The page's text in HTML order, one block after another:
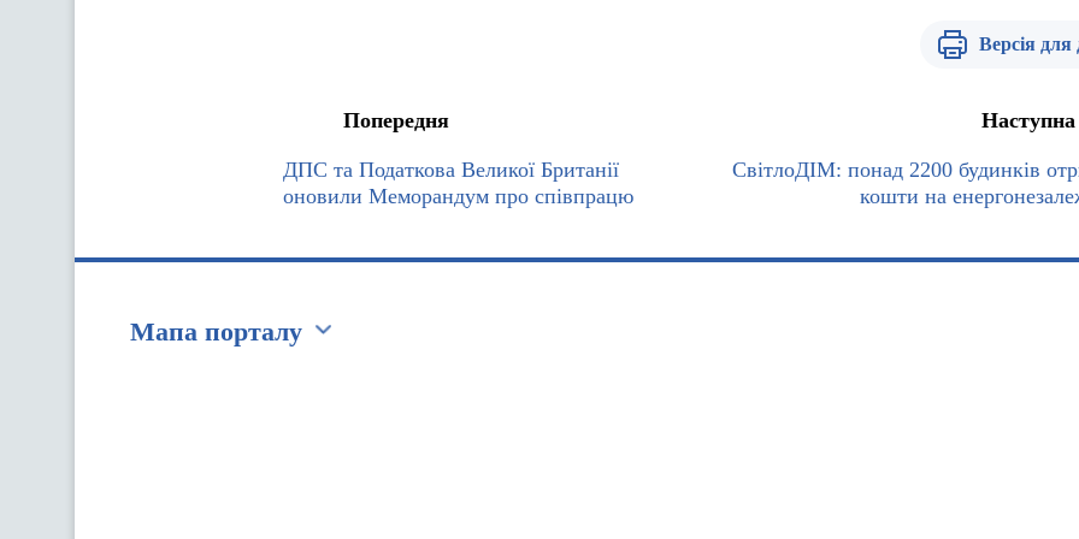
Версія для
Попередня
ДПС та Податкова Великої Британії
оновили Меморандум про співпрацю
Наступна
СвітлоДІМ: понад 2200 будинків
кошти на
Мапа порталу